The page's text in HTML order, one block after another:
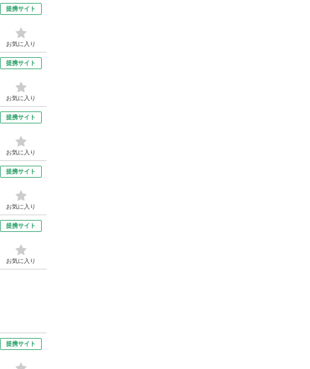
提携サイト
お気に入り
提携サイト
お気に入り
提携サイト
お気に入り
提携サイト
お気に入り
提携サイト
お気に入り
提携サイト